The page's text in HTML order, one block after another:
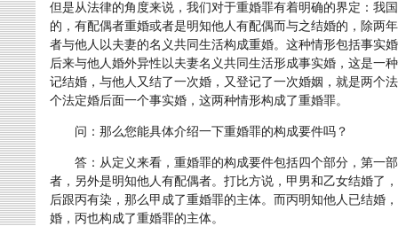
但是从法律的角度来说，我们对于重婚罪有着明确的界定：我
的，有配偶者重婚或者是明知他人有配偶而与之结婚的，除两
者与他人以夫妻的名义共同生活构成重婚。这种情形包括事实
后来与他人婚外异性以夫妻名义共同生活形成事实婚，这是一
记结婚，与他人又结了一次婚，又登记了一次婚姻，就是两个
个法定婚后面一个事实婚，这两种情形构成了重婚罪。
问：那么您能具体介绍一下重婚罪的构成要件吗？
答：从定义来看，重婚罪的构成要件包括四个部分，第一
者，另外是明知他人有配偶者。打比方说，甲男和乙女结婚了
后跟丙有染，那么甲成了重婚罪的主体。而丙明知他人已结婚
婚，丙也构成了重婚罪的主体。